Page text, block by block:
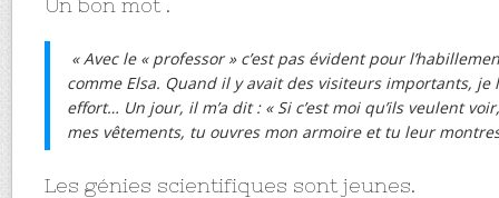
Un bon mot .
« Avec le « professor » c’est pas évident pour
comme Elsa. Quand il y avait des visiteurs importants,
effort… Un jour, il m’a dit : « Si c’est moi qu’ils veulent
mes vêtements, tu ouvres mon armoire et tu leur
Les génies scientifiques sont jeunes.